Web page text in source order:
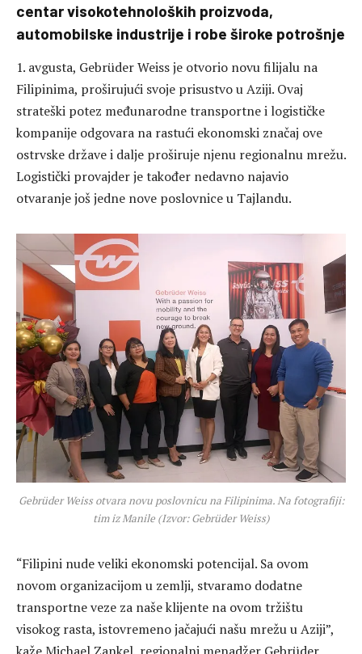
centar visokotehnoloških proizvoda,
automobilske industrije i robe široke potrošnje
1. avgusta, Gebrüder Weiss je otvorio novu filijalu na
Filipinima, proširujući svoje prisustvo u Aziji. Ovaj
strateški potez međunarodne transportne i logističke
kompanije odgovara na rastući ekonomski značaj ove
ostrvske države i dalje proširuje njenu regionalnu mrežu.
Logistički provajder je također nedavno najavio
otvaranje još jedne nove poslovnice u Tajlandu.
Gebrüder Weiss otvara novu poslovnicu na Filipinima. Na fotografiji:
tim iz Manile (Izvor: Gebrüder Weiss)
“Filipini nude veliki ekonomski potencijal. Sa ovom
novom organizacijom u zemlji, stvaramo dodatne
transportne veze za naše klijente na ovom tržištu
visokog rasta, istovremeno jačajući našu mrežu u Aziji”,